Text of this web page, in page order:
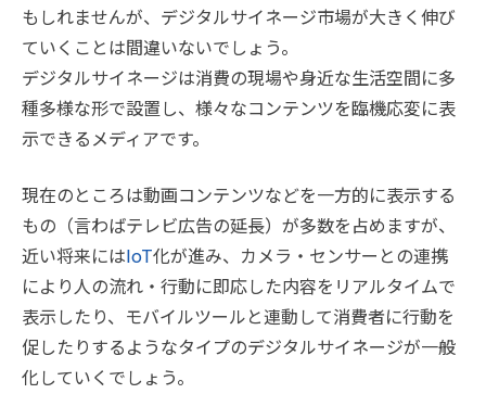
もしれませんが、デジタルサイネージ市場が大きく伸び
ていくことは間違いないでしょう。
デジタルサイネージは消費の現場や身近な生活空間に多
種多様な形で設置し、様々なコンテンツを臨機応変に表
示できるメディアです。
現在のところは動画コンテンツなどを一方的に表示する
もの（言わばテレビ広告の延長）が多数を占めますが、
近い将来にはIoT化が進み、カメラ・センサーとの連携
により人の流れ・行動に即応した内容をリアルタイムで
表示したり、モバイルツールと連動して消費者に行動を
促したりするようなタイプのデジタルサイネージが一般
化していくでしょう。